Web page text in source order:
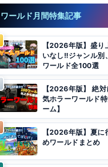
ワールド月間特集記事
【2026年版】盛り
いなし!!ジャンル別
ワールド全100選
【2026年版】 絶
気ホラーワールド
ーム】
【2026年版】夏に
めワールドまとめ